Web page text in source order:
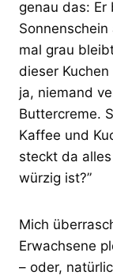
genau das: Er
mal grau
dieser
ja, niemand
Buttercreme.
Kaffee und
steckt da
würzig ist?”
Mich
Erwachsene
– oder,